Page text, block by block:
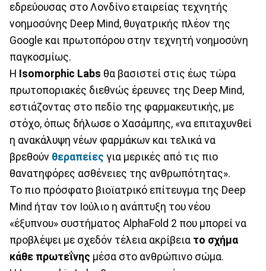
εδρεύουσας στο Λονδίνο εταιρείας τεχνητής
νοημοσύνης Deep Mind, θυγατρικής πλέον της
Google και πρωτοπόρου στην τεχνητή νοημοσύνη
παγκοσμίως.
Η Isomorphic Labs θα βασιστεί στις έως τώρα
πρωτοποριακές διεθνώς έρευνες της Deep Mind,
εστιάζοντας στο πεδίο της φαρμακευτικής, με
στόχο, όπως δήλωσε ο Χασάμπης, «να επιταχυνθεί
η ανακάλυψη νέων φαρμάκων και τελικά να
βρεθούν θεραπείες για μερικές από τις πιο
θανατηφόρες ασθένειες της ανθρωπότητας».
Το πιο πρόσφατο βιοϊατρικό επίτευγμα της Deep
Mind ήταν τον Ιούλιο η ανάπτυξη του νέου
«έξυπνου» συστήματος AlphaFold 2 που μπορεί να
προβλέψει με σχεδόν τέλεια ακρίβεια το σχήμα
κάθε πρωτεΐνης μέσα στο ανθρώπινο σώμα.